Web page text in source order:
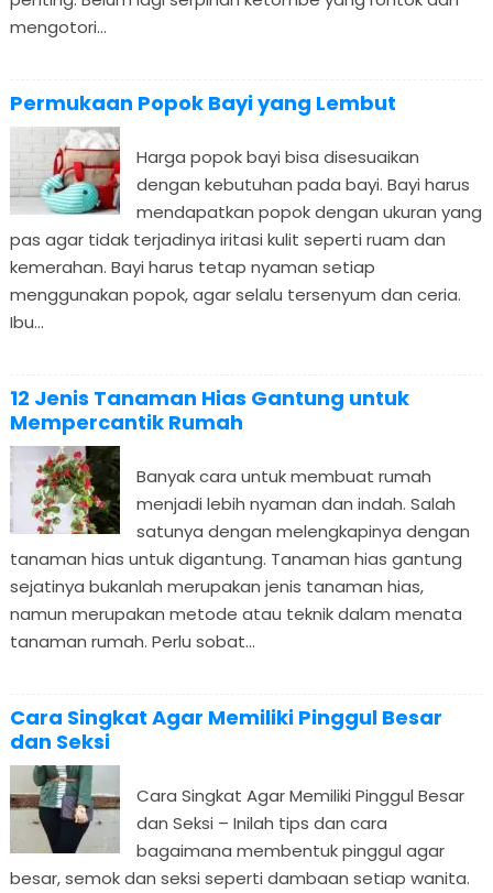
mengotori...
Permukaan Popok Bayi yang Lembut
Harga popok bayi bisa disesuaikan
dengan kebutuhan pada bayi. Bayi harus
mendapatkan popok dengan ukuran yang
pas agar tidak terjadinya iritasi kulit seperti ruam dan
kemerahan. Bayi harus tetap nyaman setiap
menggunakan popok, agar selalu tersenyum dan ceria.
Ibu...
12 Jenis Tanaman Hias Gantung untuk
Mempercantik Rumah
Banyak cara untuk membuat rumah
menjadi lebih nyaman dan indah. Salah
satunya dengan melengkapinya dengan
tanaman hias untuk digantung. Tanaman hias gantung
sejatinya bukanlah merupakan jenis tanaman hias,
namun merupakan metode atau teknik dalam menata
tanaman rumah. Perlu sobat...
Cara Singkat Agar Memiliki Pinggul Besar
dan Seksi
Cara Singkat Agar Memiliki Pinggul Besar
dan Seksi – Inilah tips dan cara
bagaimana membentuk pinggul agar
besar, semok dan seksi seperti dambaan setiap wanita.